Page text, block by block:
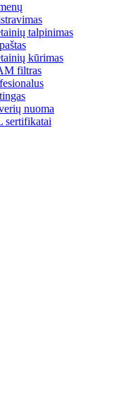
talpinimas
kūrimas
filtras
nuoma
sertifikatai